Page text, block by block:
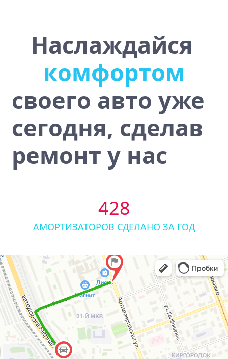
Наслаждайся
комфортом
своего авто уже
сегодня, сделав
ремонт у нас
428
АМОРТИЗАТОРОВ СДЕЛАНО ЗА ГОД